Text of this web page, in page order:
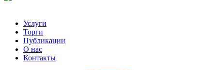
Услуги
Торги
Публикации
О нас
Контакты